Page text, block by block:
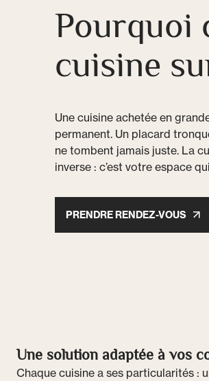
Pourquoi
cuisine
Une cuisine achetée en
permanent. Un placard
ne tombent jamais juste. La
inverse : c’est votre espace
PRENDRE RENDEZ-VOUS
Une solution adaptée à vos
Chaque cuisine a ses particularités :